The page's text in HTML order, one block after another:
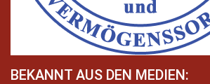
BEKANNT AUS DEN MEDIEN: